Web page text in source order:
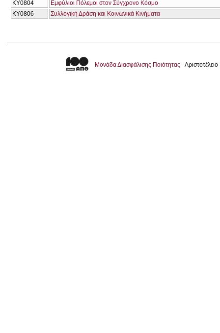
ΚΥ0804
Εμφύλιοι Πόλεμοι στον Σύγχρονο Κόσμο
ΚΥ0806
Συλλογική Δράση και Κοινωνικά Κινήματα
Μονάδα Διασφάλισης Ποιότητας -